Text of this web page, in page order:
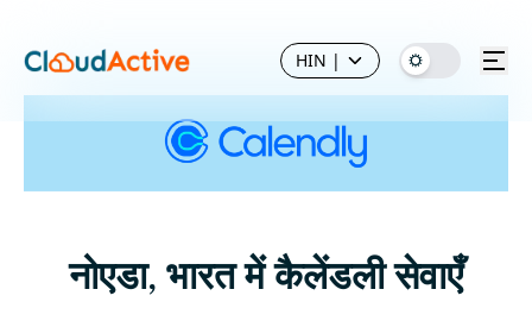
HIN |
नोएडा, भारत में कैलेंडली सेवाएँ